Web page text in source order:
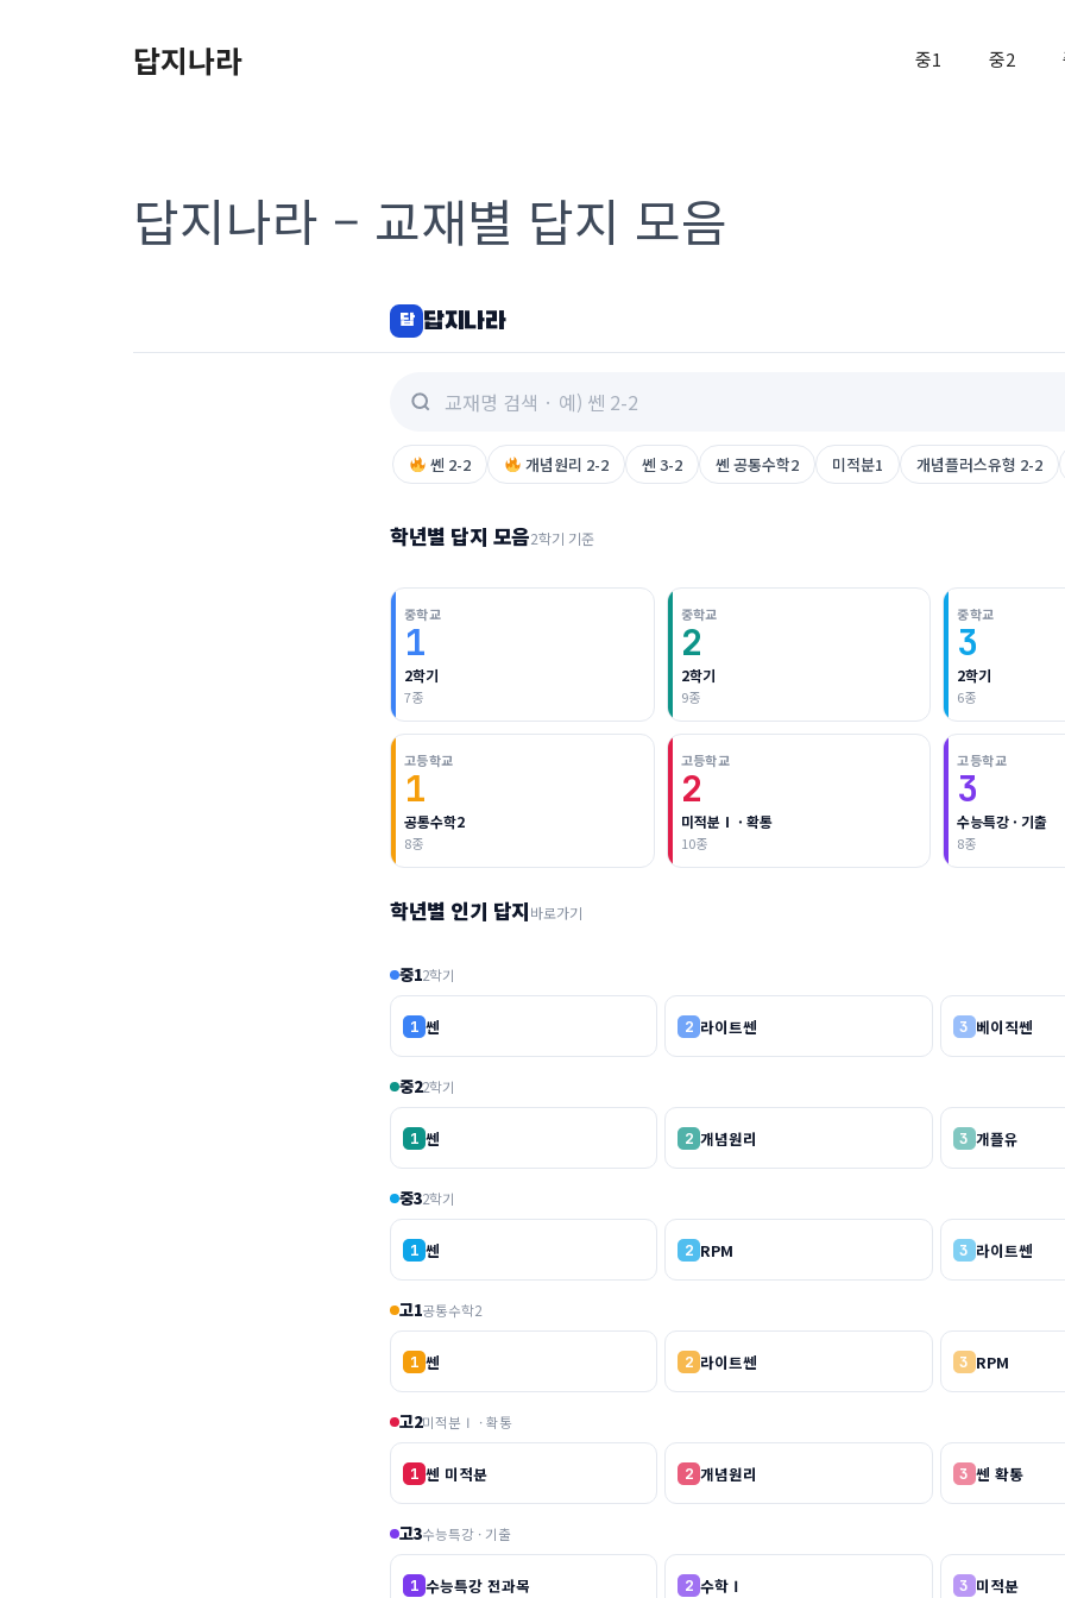
답지나라 중1 중2
답지나라 – 교재별 답지 모음
답 답지나라
쎈 2-2 개념원리 2-2 쎈 3-2 쎈 공통수학2 미적분1 개념플러스유형 2-2
학년별 답지 모음2학기 기준
중학교
1
2학기
7종
중학교
2
2학기
9종
중학교
3
2학기
6종
고등학교
1
공통수학2
8종
고등학교
2
미적분Ⅰ · 확통
10종
고등학교
3
수능특강 · 기출
8종
학년별 인기 답지바로가기
중12학기
1 쎈 2 라이트쎈 3 베이직쎈
중22학기
1 쎈 2 개념원리 3 개플유
중32학기
1 쎈 2 RPM 3 라이트쎈
고1공통수학2
1 쎈 2 라이트쎈 3 RPM
고2미적분Ⅰ · 확통
1 쎈 미적분 2 개념원리 3 쎈 확통
고3수능특강 · 기출
1 수능특강 전과목 2 수학Ⅰ 3 미적분